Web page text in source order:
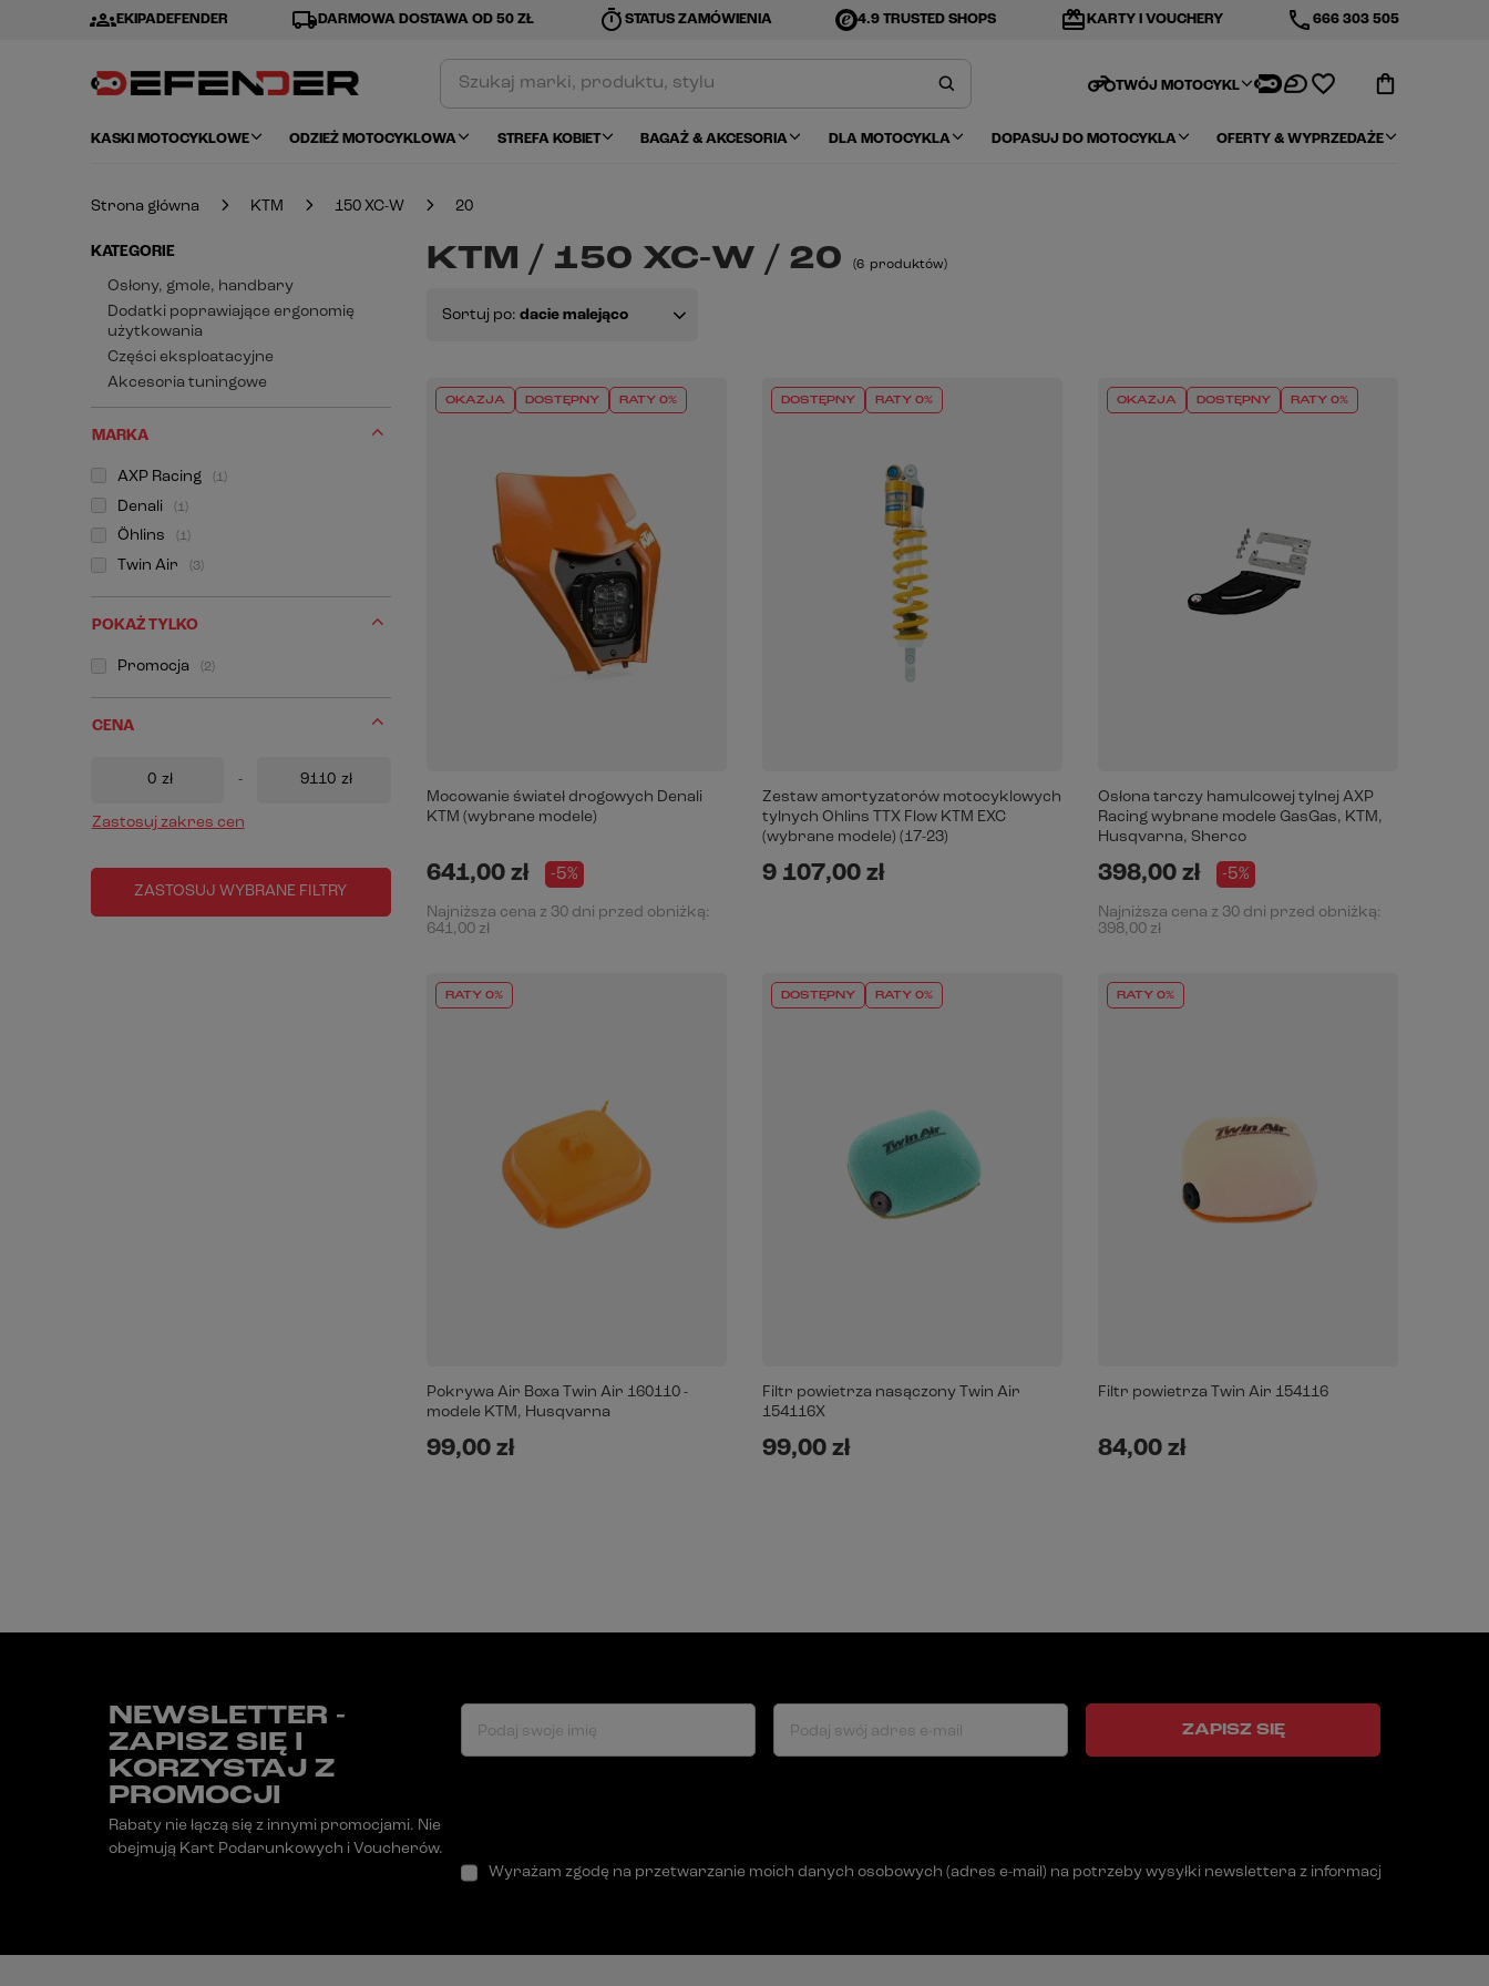
groupsEKIPADEFENDER local_shippingDARMOWA DOSTAWA OD 50 ZŁ timer STATUS ZAMÓWIENIA 4.9 TRUSTED SHOPS redeem KARTY I VOUCHERY phone666 303 505
motorcycleTWÓJ MOTOCYKL
KASKI MOTOCYKLOWE ODZIEŻ MOTOCYKLOWA STREFA KOBIET BAGAŻ & AKCESORIA DLA MOTOCYKLA DOPASUJ DO MOTOCYKLA OFERTY & WYPRZEDAŻE
Strona główna KTM 150 XC-W 20
KATEGORIE
Osłony, gmole, handbary
Dodatki poprawiające ergonomię
użytkowania
Części eksploatacyjne
Akcesoria tuningowe
MARKA
AXP Racing 1
Denali 1
Öhlins 1
Twin Air 3
POKAŻ TYLKO
Promocja 2
CENA
zł - zł
Zastosuj zakres cen
ZASTOSUJ WYBRANE FILTRY
KTM / 150 XC-W / 20 (6 produktów)
Sortuj po: dacie malejąco
OKAZJA DOSTĘPNY RATY 0%
Mocowanie świateł drogowych Denali
KTM (wybrane modele)
641,00 zł -5%
Najniższa cena z 30 dni przed obniżką:
641,00 zł
DOSTĘPNY RATY 0%
Zestaw amortyzatorów motocyklowych
tylnych Ohlins TTX Flow KTM EXC
(wybrane modele) (17-23)
9 107,00 zł
OKAZJA DOSTĘPNY RATY 0%
Osłona tarczy hamulcowej tylnej AXP
Racing wybrane modele GasGas, KTM,
Husqvarna, Sherco
398,00 zł -5%
Najniższa cena z 30 dni przed obniżką:
398,00 zł
RATY 0%
Pokrywa Air Boxa Twin Air 160110 -
modele KTM, Husqvarna
99,00 zł
DOSTĘPNY RATY 0%
Filtr powietrza nasączony Twin Air
154116X
99,00 zł
RATY 0%
Filtr powietrza Twin Air 154116
84,00 zł
NEWSLETTER -
ZAPISZ SIĘ I
KORZYSTAJ Z
PROMOCJI
Rabaty nie łączą się z innymi promocjami. Nie
obejmują Kart Podarunkowych i Voucherów.
Podaj swoje imię Podaj swój adres e-mail
Wyrażam zgodę na przetwarzanie moich danych osobowych (adres e-mail) na potrzeby wysyłki newslettera z informacją handlową
ZAPISZ SIĘ